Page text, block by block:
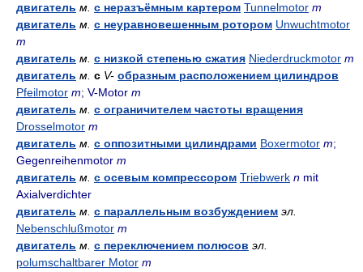
двигатель м. с неразъёмным картером Tunnelmotor m
двигатель м. с неуравновешенным ротором Unwuchtmotor
m
двигатель м. с низкой степенью сжатия Niederdruckmotor m
двигатель м. с V- образным расположением цилиндров
Pfeilmotor m; V-Motor m
двигатель м. с ограничителем частоты вращения
Drosselmotor m
двигатель м. с оппозитными цилиндрами Boxermotor m;
Gegenreihenmotor m
двигатель м. с осевым компрессором Triebwerk n mit
Axialverdichter
двигатель м. с параллельным возбуждением эл.
Nebenschlußmotor m
двигатель м. с переключением полюсов эл.
polumschaltbarer Motor m